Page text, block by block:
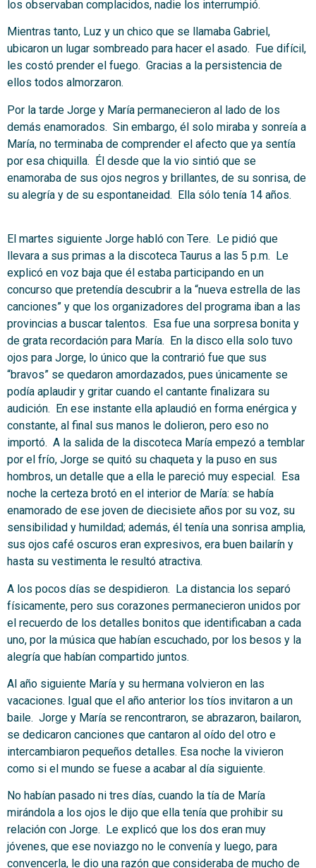
los observaban complacidos, nadie los interrumpió.
Mientras tanto, Luz y un chico que se llamaba Gabriel,
ubicaron un lugar sombreado para hacer el asado. Fue difícil,
les costó prender el fuego. Gracias a la persistencia de
ellos todos almorzaron.
Por la tarde Jorge y María permanecieron al lado de los
demás enamorados. Sin embargo, él solo miraba y sonreía a
María, no terminaba de comprender el afecto que ya sentía
por esa chiquilla. Él desde que la vio sintió que se
enamoraba de sus ojos negros y brillantes, de su sonrisa, de
su alegría y de su espontaneidad. Ella sólo tenía 14 años.
El martes siguiente Jorge habló con Tere. Le pidió que
llevara a sus primas a la discoteca Taurus a las 5 p.m. Le
explicó en voz baja que él estaba participando en un
concurso que pretendía descubrir a la “nueva estrella de las
canciones” y que los organizadores del programa iban a las
provincias a buscar talentos. Esa fue una sorpresa bonita y
de grata recordación para María. En la disco ella solo tuvo
ojos para Jorge, lo único que la contrarió fue que sus
“bravos” se quedaron amordazados, pues únicamente se
podía aplaudir y gritar cuando el cantante finalizara su
audición. En ese instante ella aplaudió en forma enérgica y
constante, al final sus manos le dolieron, pero eso no
importó. A la salida de la discoteca María empezó a temblar
por el frío, Jorge se quitó su chaqueta y la puso en sus
hombros, un detalle que a ella le pareció muy especial. Esa
noche la certeza brotó en el interior de María: se había
enamorado de ese joven de diecisiete años por su voz, su
sensibilidad y humildad; además, él tenía una sonrisa amplia,
sus ojos café oscuros eran expresivos, era buen bailarín y
hasta su vestimenta le resultó atractiva.
A los pocos días se despidieron. La distancia los separó
físicamente, pero sus corazones permanecieron unidos por
el recuerdo de los detalles bonitos que identificaban a cada
uno, por la música que habían escuchado, por los besos y la
alegría que habían compartido juntos.
Al año siguiente María y su hermana volvieron en las
vacaciones. Igual que el año anterior los tíos invitaron a un
baile. Jorge y María se rencontraron, se abrazaron, bailaron,
se dedicaron canciones que cantaron al oído del otro e
intercambiaron pequeños detalles. Esa noche la vivieron
como si el mundo se fuese a acabar al día siguiente.
No habían pasado ni tres días, cuando la tía de María
mirándola a los ojos le dijo que ella tenía que prohibir su
relación con Jorge. Le explicó que los dos eran muy
jóvenes, que ese noviazgo no le convenía y luego, para
convencerla, le dio una razón que consideraba de mucho de